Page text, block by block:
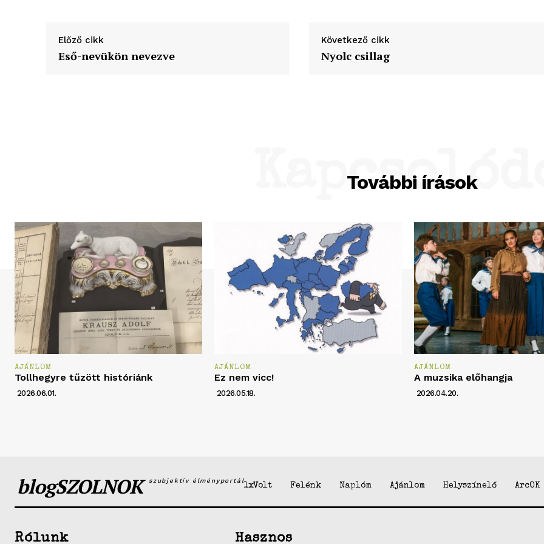
Előző cikk
Eső-nevükön nevezve
Következő cikk
Nyolc csillag
További írások
AJÁNLOM
Tollhegyre tűzött históriánk
2026.06.01.
AJÁNLOM
Ez nem vicc!
2026.05.18.
AJÁNLOM
A muzsika előhangja
2026.04.20.
blogSZOLNOK szubjektív élményportál
1xVolt Felénk Naplóm Ajánlom Helyszínelő ArcOK
Rólunk Hasznos